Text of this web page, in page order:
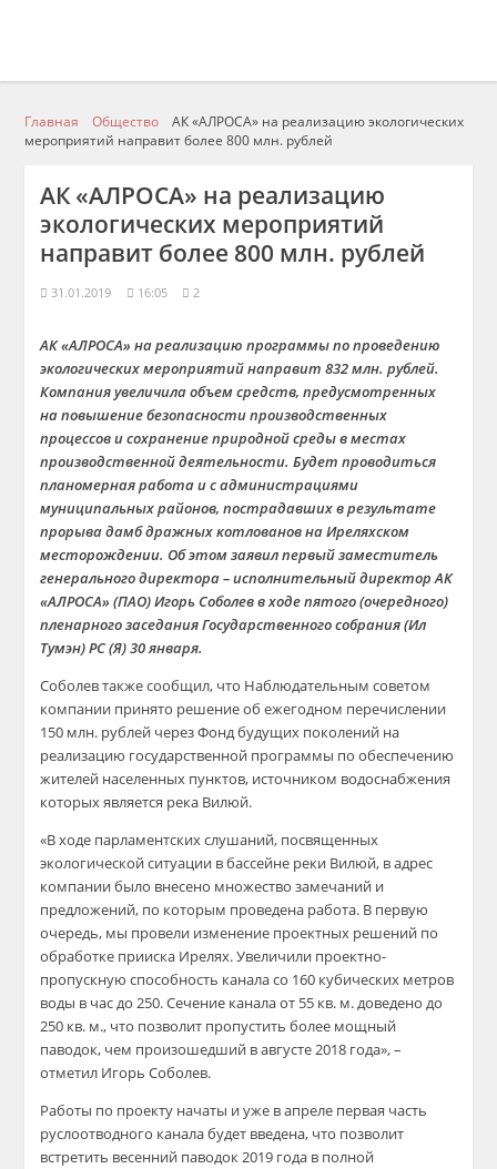
Главная Общество
АК «АЛРОСА» на реализацию экологических
мероприятий направит более 800 млн. рублей
АК «АЛРОСА» на реализацию
экологических мероприятий
направит более 800 млн. рублей
31.01.2019 16:05 2
АК «АЛРОСА» на реализацию программы по проведению
экологических мероприятий направит 832 млн. рублей.
Компания увеличила объем средств, предусмотренных
на повышение безопасности производственных
процессов и сохранение природной среды в местах
производственной деятельности. Будет проводиться
планомерная работа и с администрациями
муниципальных районов, пострадавших в результате
прорыва дамб дражных котлованов на Иреляхском
месторождении. Об этом заявил первый заместитель
генерального директора – исполнительный директор АК
«АЛРОСА» (ПАО) Игорь Соболев в ходе пятого (очередного)
пленарного заседания Государственного собрания (Ил
Тумэн) РС (Я) 30 января.
Соболев также сообщил, что Наблюдательным советом
компании принято решение об ежегодном перечислении
150 млн. рублей через Фонд будущих поколений на
реализацию государственной программы по обеспечению
жителей населенных пунктов, источником водоснабжения
которых является река Вилюй.
«В ходе парламентских слушаний, посвященных
экологической ситуации в бассейне реки Вилюй, в адрес
компании было внесено множество замечаний и
предложений, по которым проведена работа. В первую
очередь, мы провели изменение проектных решений по
обработке прииска Ирелях. Увеличили проектно-
пропускную способность канала со 160 кубических метров
воды в час до 250. Сечение канала от 55 кв. м. доведено до
250 кв. м., что позволит пропустить более мощный
паводок, чем произошедший в августе 2018 года», –
отметил Игорь Соболев.
Работы по проекту начаты и уже в апреле первая часть
руслоотводного канала будет введена, что позволит
встретить весенний паводок 2019 года в полной